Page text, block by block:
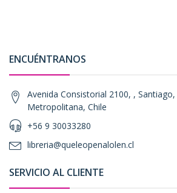
ENCUÉNTRANOS
Avenida Consistorial 2100, , Santiago,
Metropolitana, Chile
+56 9 30033280
libreria@queleopenalolen.cl
SERVICIO AL CLIENTE